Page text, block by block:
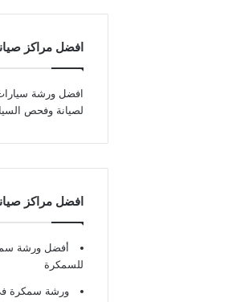
افضل مراكز
افضل ورشة
لصيانة وفحص
افضل مراكز
أفضل ورشة
للسمكرة
ورشة سمكرة